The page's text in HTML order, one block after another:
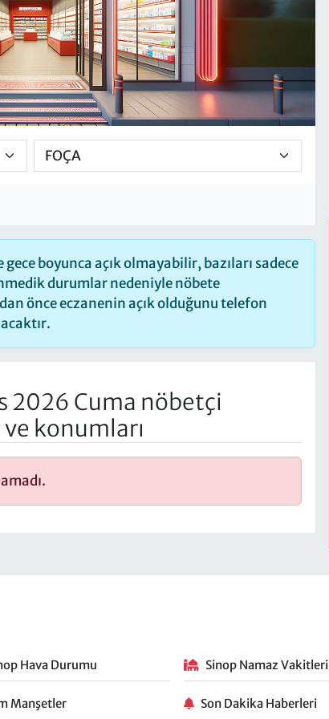
boyunca açık olmayabilir, bazıları sadece
durumlar nedeniyle nöbete
önce eczanenin açık olduğunu telefon
2026 Cuma nöbetçi
konumları
Hava Durumu Sinop Namaz Vakitleri
Manşetler Son Dakika Haberleri